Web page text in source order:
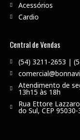
Acessórios
Cardio
Central de Vendas
(54) 3211-2653 |
Atendimento de
13h15 às 18h
Rua Ettore
do Sul, CEP 95030-